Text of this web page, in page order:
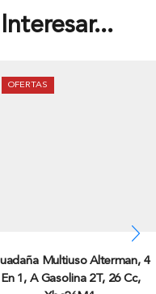
OFERTAS
Multiuso Alterman, 4
En 1, A Gasolina 2T, 26 Cc,